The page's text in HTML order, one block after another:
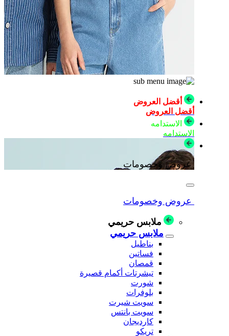
أقضل العروض
أقضل العروض
الاستدامه
الاستدامه
عروض وخصومات
عروض وخصومات
ملابس حريمي
ملابس حريمي
بناطيل
فساتين
قمصان
تيشرتات أكمام قصيرة
شورت
بلوفرات
سويت شيرت
سويت بانتس
كارديجان
تريكو